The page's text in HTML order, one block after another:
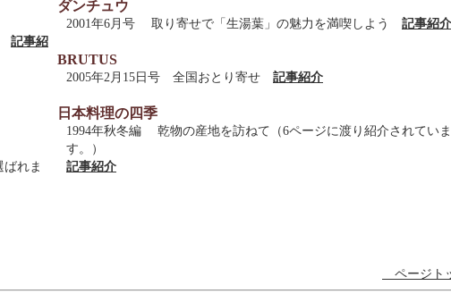
記事紹
ばれま
ダンチュウ
2001年6月号 取り寄せで「生湯葉」の魅力を満喫しよう 記事紹介
BRUTUS
2005年2月15日号 全国おとり寄せ 記事紹介
日本料理の四季
1994年秋冬編 乾物の産地を訪ねて（6ページに渡り紹介されていま
す。）
記事紹介
ページト